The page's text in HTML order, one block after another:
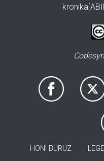
HONI BURUZ